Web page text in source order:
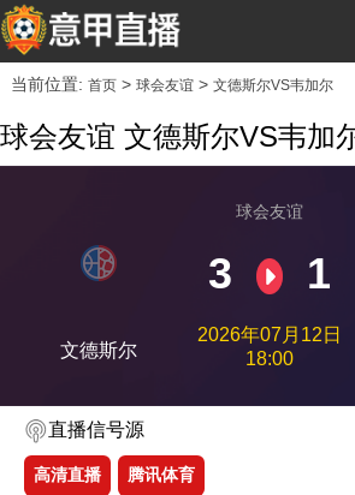
当前位置: 首页> 球会友谊> 文德斯尔VS韦加尔
球会友谊 文德斯尔VS韦加
文德斯尔
球会友谊
3 1
2026年07月12日
18:00
直播信号源
高清直播 腾讯体育